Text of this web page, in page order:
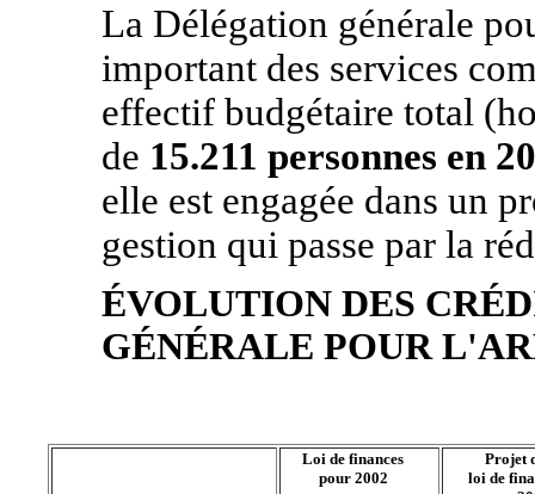
La Délégation générale
important des services
effectif budgétaire total
de 15.211 personnes en
elle est engagée dans un
gestion qui passe par la
ÉVOLUTION DES
GÉNÉRALE POUR
Loi de finances
pour 2002
Projet
loi de